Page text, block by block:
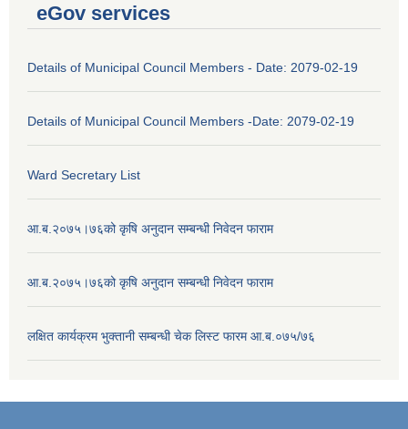
eGov services
Details of Municipal Council Members - Date: 2079-02-19
Details of Municipal Council Members -Date: 2079-02-19
Ward Secretary List
आ.ब.२०७५।७६को कृषि अनुदान सम्बन्धी निवेदन फाराम
आ.ब.२०७५।७६को कृषि अनुदान सम्बन्धी निवेदन फाराम
लक्षित कार्यक्रम भुक्तानी सम्बन्धी चेक लिस्ट फारम आ.ब.०७५/७६